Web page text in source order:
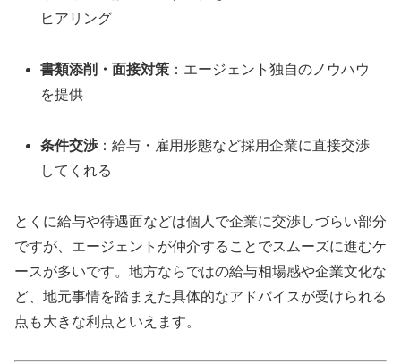
ヒアリング
書類添削・面接対策 ：エージェント独自のノウハウ
を提供
条件交渉 ：給与・雇用形態など採用企業に直接交渉
してくれる
とくに給与や待遇面などは個人で企業に交渉しづらい部分
ですが、エージェントが仲介することでスムーズに進むケ
ースが多いです。地方ならではの給与相場感や企業文化な
ど、地元事情を踏まえた具体的なアドバイスが受けられる
点も大きな利点といえます。